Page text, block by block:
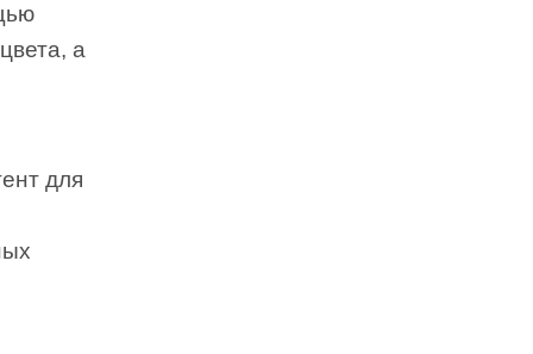
а
для